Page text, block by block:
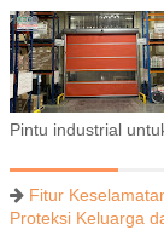
Pintu industrial
Fitur
Proteksi Keluarga